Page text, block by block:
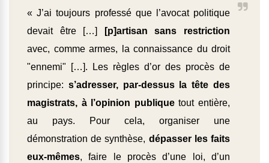
« J’ai toujours professé que l’avocat politique
devait être […]
[p]artisan sans restriction
avec, comme armes, la connaissance du droit
"ennemi" […]. Les règles d’or des procès de
principe: s’adresser, par-dessus la tête des
magistrats, à l’opinion publiquetout entière,
au pays. Pour cela, organiser une
démonstration de synthèse, dépasser les faits
eux-mêmes, faire le procès d’une loi, d’un